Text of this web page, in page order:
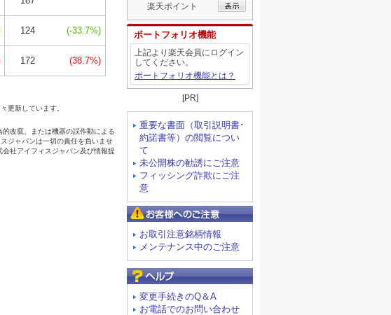
楽天ポイント
ポートフォリオ機能
上記より楽天会員にログイン
してください。
ポートフォリオ機能とは？
[PR]
重要な書面（取引説明書･
約諾書等）の閲覧につい
て
未公開株の勧誘にご注意
フィッシング詐欺にご注
意
お取引注意銘柄情報
メンテナンス中のご注意
変更手続きのQ＆A
お電話でのお問い合わせ